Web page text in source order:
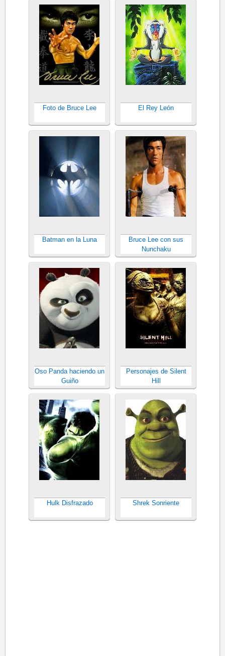
Foto de Bruce Lee El Rey León
Batman en la Luna
Bruce Lee con sus
Nunchaku
Oso Panda haciendo un
Guiño
Personajes de Silent
Hill
Hulk Disfrazado Shrek Sonriente